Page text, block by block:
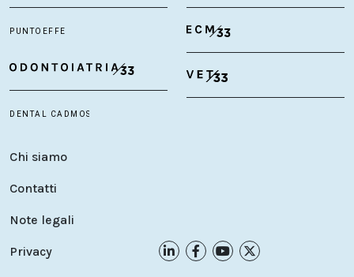
Chi siamo
Contatti
Note legali
Privacy